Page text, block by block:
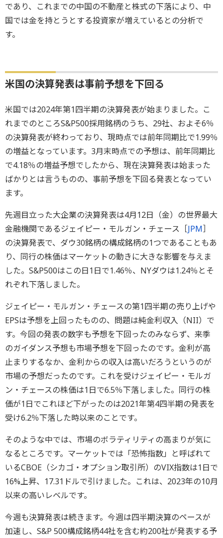
であり、これまでの中国の不動産と株式の下落により、中
国では金を持とうとする投資家が増えているとの分析で
す。
米国の決算発表は事前予想を下回る
米国では2024年第1四半期の決算発表が始まりました。こ
れまでのところS&P500採用銘柄のうち、29社、およそ6％
の決算発表が終わっており、現時点では前年同期比で1.99％
の増益となっています。3月末時点での予想は、前年同期比
で4.18％の増益予想でしたから、現在決算発表は始まった
ばかりとは言うものの、事前予想を下回る発表となってい
ます。
先週目立った大企業の決算発表は4月12日（金）の世界最大
金融機関であるジェイピー・モルガン・チェース［JPM］
の決算発表で、ダウ30銘柄の構成銘柄の1つであることもあ
り、同行の株価はマーケットの動きに大きな影響を与えま
した。S&P500はこの日1日で1.46％、NYダウは1.24％とそ
れぞれ下落しました。
ジェイピー・モルガン・チェースの第1四半期の売り上げや
EPSは予想を上回ったものの、問題は純金利収入（NII）で
す。今回の発表の数字も予想を下回ったのみならず、来季
のガイダンス予想も市場予想を下回ったのです。金利が高
止まりするなか、金利からの収入は高いだろうというのが
市場の予想だったのです。これを受けジェイピー・モルガ
ン・チェースの株価は1日で6.5％下落しました。同行の株
価が1日でこれほど下がったのは2021年第4四半期の発表を
受け6.2％下落した時以来のことです。
そのような中では、市場のボラティリティの高まりが気に
なるところです。マーケットでは「恐怖指数」と呼ばれて
いるCBOE（シカゴ・オプション取引所）のVIX指数は1日で
16%上昇、17.31ドルで引けました。これは、2023年の10月
以来の高いレベルです。
今週も決算発表は続きます。今週は四半期決算のペースが
加速し、S&P 500構成銘柄44社を含む約200社が発表する予